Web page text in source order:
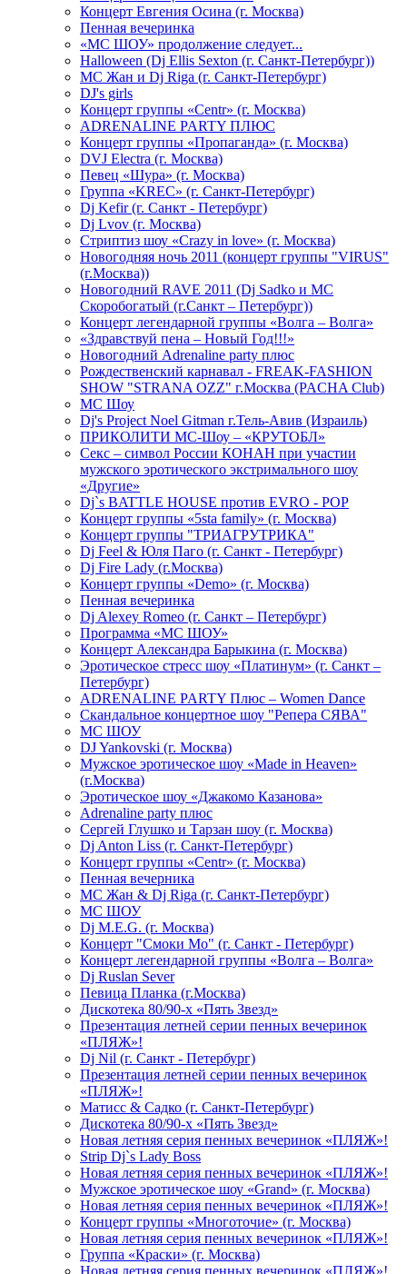
Концерт Евгения Осина (г. Москва)
Пенная вечеринка
«МС ШОУ» продолжение следует...
Halloween (Dj Ellis Sexton (г. Санкт-Петербург))
МС Жан и Dj Riga (г. Санкт-Петербург)
DJ's girls
Концерт группы «Centr» (г. Москва)
ADRENALINE PARTY ПЛЮС
Концерт группы «Пропаганда» (г. Москва)
DVJ Electra (г. Москва)
Певец «Шура» (г. Москва)
Группа «KREC» (г. Санкт-Петербург)
Dj Kefir (г. Санкт - Петербург)
Dj Lvov (г. Москва)
Стриптиз шоу «Crazy in love» (г. Москва)
Новогодняя ночь 2011 (концерт группы "VIRUS"
(г.Москва))
Новогодний RAVE 2011 (Dj Sadko и MC
Скоробогатый (г.Санкт – Петербург))
Концерт легендарной группы «Волга – Волга»
«Здравствуй пена – Новый Год!!!»
Новогодний Adrenaline party плюс
Рождественский карнавал - FREAK-FASHION
SHOW "STRANA OZZ" г.Москва (PACHA Club)
MC Шоу
Dj's Project Noel Gitman г.Тель-Авив (Израиль)
ПРИКОЛИТИ МС-Шоу – «КРУТОБЛ»
Секс – символ России КОНАН при участии
мужского эротического экстримального шоу
«Другие»
Dj`s BATTLE HOUSE против EVRO - POP
Концерт группы «5sta family» (г. Москва)
Концерт группы "ТРИАГРУТРИКА"
Dj Feel & Юля Паго (г. Санкт - Петербург)
Dj Fire Lady (г.Москва)
Концерт группы «Demo» (г. Москва)
Пенная вечеринка
Dj Alexey Romeo (г. Санкт – Петербург)
Программа «МС ШОУ»
Концерт Александра Барыкина (г. Москва)
Эротическое стресс шоу «Платинум» (г. Санкт –
Петербург)
ADRENALINE PARTY Плюс – Women Dance
Скандальное концертное шоу "Репера СЯВА"
МС ШОУ
DJ Yankovski (г. Москва)
Мужское эротическое шоу «Made in Heaven»
(г.Москва)
Эротическое шоу «Джакомо Казанова»
Adrenaline party плюс
Сергей Глушко и Тарзан шоу (г. Москва)
Dj Anton Liss (г. Санкт-Петербург)
Концерт группы «Centr» (г. Москва)
Пенная вечерника
МС Жан & Dj Riga (г. Санкт-Петербург)
МС ШОУ
Dj M.E.G. (г. Москва)
Концерт "Смоки Мо" (г. Санкт - Петербург)
Концерт легендарной группы «Волга – Волга»
Dj Ruslan Sever
Певица Планка (г.Москва)
Дискотека 80/90-х «Пять Звезд»
Презентация летней серии пенных вечеринок
«ПЛЯЖ»!
Dj Nil (г. Санкт - Петербург)
Презентация летней серии пенных вечеринок
«ПЛЯЖ»!
Матисс & Садко (г. Санкт-Петербург)
Дискотека 80/90-х «Пять Звезд»
Новая летняя серия пенных вечеринок «ПЛЯЖ»!
Strip Dj`s Lady Boss
Новая летняя серия пенных вечеринок «ПЛЯЖ»!
Мужское эротическое шоу «Grand» (г. Москва)
Новая летняя серия пенных вечеринок «ПЛЯЖ»!
Концерт группы «Многоточие» (г. Москва)
Новая летняя серия пенных вечеринок «ПЛЯЖ»!
Группа «Краски» (г. Москва)
Новая летняя серия пенных вечеринок «ПЛЯЖ»!